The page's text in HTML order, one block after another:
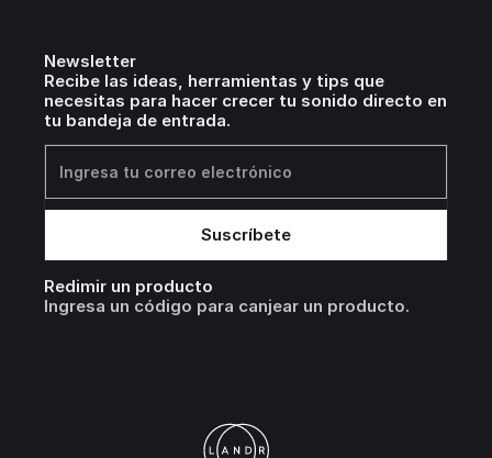
Newsletter
Recibe las ideas, herramientas y tips que
necesitas para hacer crecer tu sonido directo en
tu bandeja de entrada.
Redimir un producto
Ingresa un código para canjear un producto.